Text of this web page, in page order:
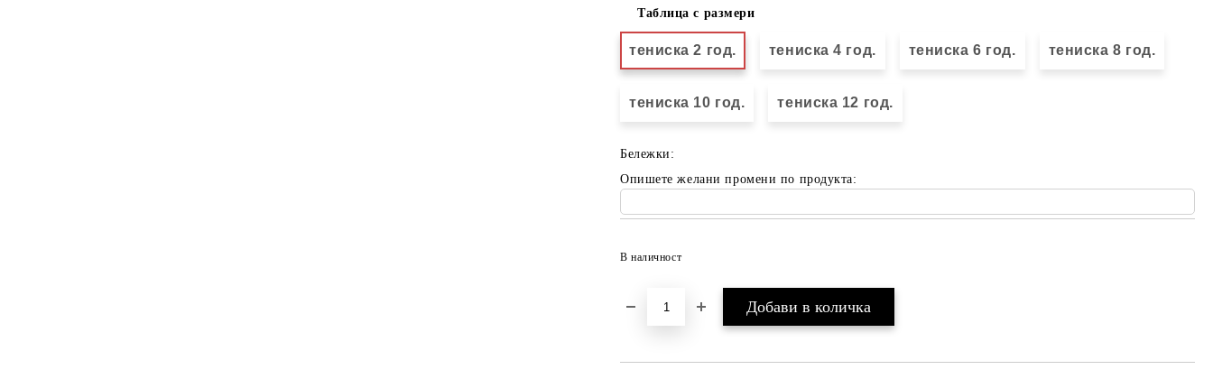
Таблица с размери
тениска 2 год. тениска 4 год. тениска 6 год. тениска 8 год.
тениска 10 год. тениска 12 год.
Бележки:
Опишете желани промени по продукта:
В наличност